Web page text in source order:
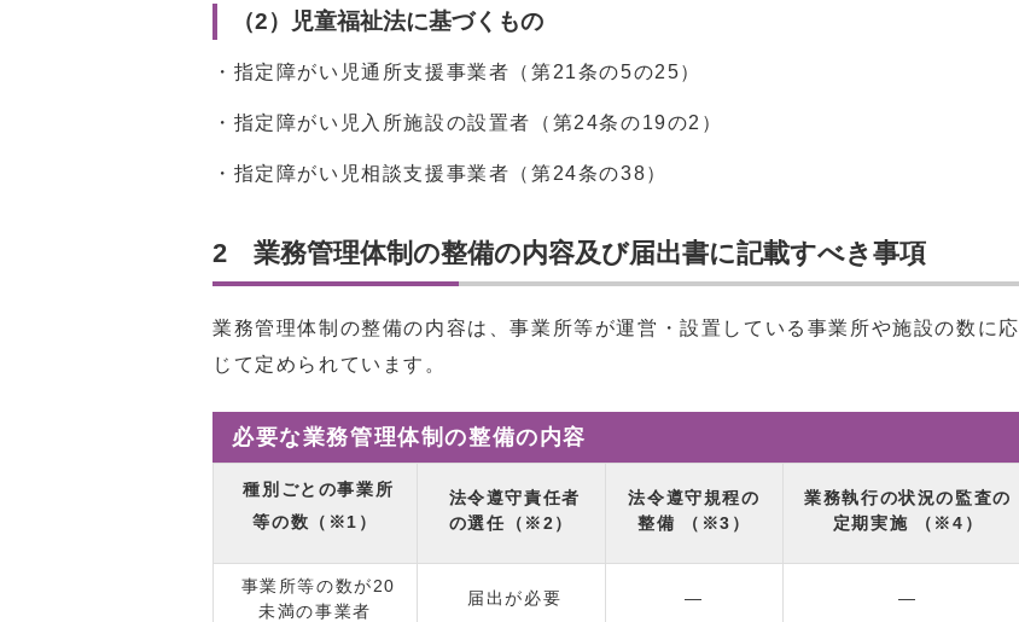
（2）児童福祉法に基づくもの
・指定障がい児通所支援事業者（第21条の5の25）
・指定障がい児入所施設の設置者（第24条の19の2）
・指定障がい児相談支援事業者（第24条の38）
2 業務管理体制の整備の内容及び届出書に記載すべき事項
業務管理体制の整備の内容は、事業所等が運営・設置している事業所や施設の数に応
じて定められています。
必要な業務管理体制の整備の内容
種別ごとの事業所
等の数（※1）
法令遵守責任者
の選任（※2）
法令遵守規程の
整備 （※3）
業務執行の状況の監査の
定期実施 （※4）
事業所等の数が20
未満の事業者
届出が必要 ― ―